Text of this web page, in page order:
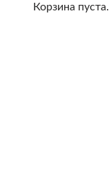
Корзина пуста.